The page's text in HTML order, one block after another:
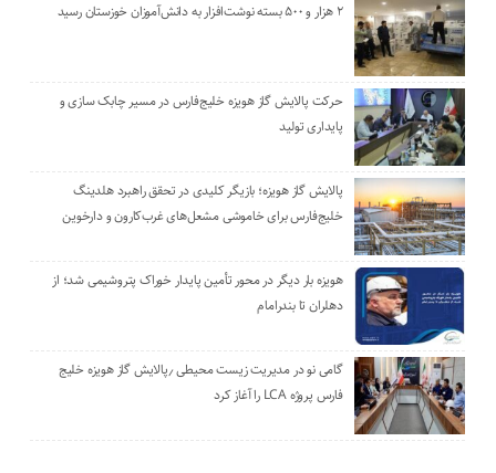
۲ هزار و ۵۰۰ بسته نوشت‌افزار به دانش‌آموزان خوزستان رسید
حرکت پالایش گاز هویزه خلیج‌فارس در مسیر چابک سازی و
پایداری تولید
پالایش گاز هویزه؛ بازیگر کلیدی در تحقق راهبرد هلدینگ
خلیج‌فارس برای خاموشی مشعل‌های غرب‌کارون و دارخوین
هویزه بار دیگر در محور تأمین پایدار خوراک پتروشیمی شد؛ از
دهلران تا بندرامام
گامی نو در مدیریت زیست ‌محیطی ٫پالایش گاز هویزه خلیج
‌فارس پروژه LCA را آغاز کرد